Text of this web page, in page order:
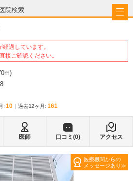
院検索
過しています。
接ご確認ください。
)
: 10 過去12ヶ月: 161
医師 口コミ(0) アクセス
医療機関からの
メッセージあり